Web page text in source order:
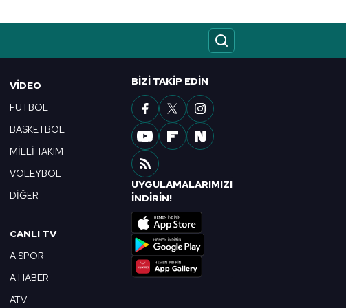
VIDEO
FUTBOL
BASKETBOL
MİLLİ TAKIM
VOLEYBOL
DİĞER
CANLI TV
A SPOR
A HABER
ATV
BIZI TAKIP EDIN
UYGULAMALARIMIZI
İNDİRİN!